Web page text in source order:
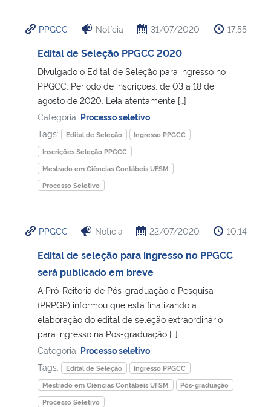
Controladoria-Geral da União
Ministério da Mulher, da Família e dos Direitos Humanos
Secretaria-Geral
Secretaria de Governo
Gabinete de Segurança Institucional
PPGCC Notícia 31/07/2020 17:55
Edital de Seleção PPGCC 2020
Divulgado o Edital de Seleção para ingresso no
PPGCC. Período de inscrições: de 03 a 18 de
agosto de 2020. Leia atentamente […]
Categoria: Processo seletivo
Tags:
Edital de Seleção
Ingresso PPGCC
Inscrições Seleção PPGCC
Mestrado em Ciências Contábeis UFSM
Processo Seletivo
PPGCC Notícia 22/07/2020 10:14
Edital de seleção para ingresso no PPGCC
será publicado em breve
A Pró-Reitoria de Pós-graduação e Pesquisa
(PRPGP) informou que está finalizando a
elaboração do edital de seleção extraordinário
para ingresso na Pós-graduação […]
Categoria: Processo seletivo
Tags:
Edital de Seleção
Ingresso PPGCC
Mestrado em Ciências Contábeis UFSM
Pós-graduação
Processo Seletivo